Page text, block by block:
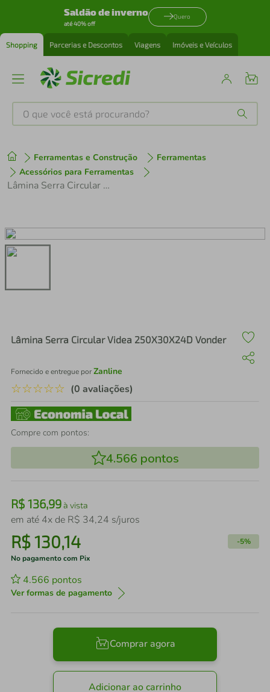
Saldão de inverno
até 40% off
Quero
Shopping Parcerias e Descontos Viagens Imóveis e Veículos
O que você está procurando?
Ferramentas e Construção
Ferramentas
Acessórios para Ferramentas
Lâmina Serra Circular Videa 250X30X24D Vonder
Lâmina Serra Circular Videa 250X30X24D Vonder
Fornecido e entregue porZanline
☆☆☆☆☆ (0 avaliações)
Compre com pontos:
4.566 pontos
R$ 136,99à vista
em até 4x de R$ 34,24 s/juros
R$130,14 -5%
No pagamento com Pix
4.566 pontos
Ver formas de pagamento
Comprar agora
Adicionar ao carrinho
1º tenis